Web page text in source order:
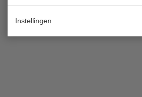
Instellingen